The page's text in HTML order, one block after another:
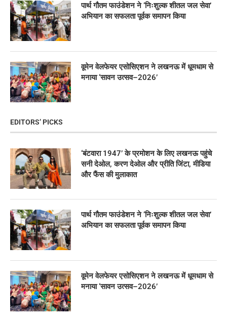
पार्थ गौतम फाउंडेशन ने ‘निःशुल्क शीतल जल सेवा’
अभियान का सफलता पूर्वक समापन किया
वूमेन वेलफेयर एसोसिएशन ने लखनऊ में धूमधाम से
मनाया ‘सावन उत्सव–2026’
EDITORS’ PICKS
‘बंटवारा 1947’ के प्रमोशन के लिए लखनऊ पहुंचे
सनी देओल, करण देओल और प्रीति जिंटा, मीडिया
और फैंस की मुलाकात
पार्थ गौतम फाउंडेशन ने ‘निःशुल्क शीतल जल सेवा’
अभियान का सफलता पूर्वक समापन किया
वूमेन वेलफेयर एसोसिएशन ने लखनऊ में धूमधाम से
मनाया ‘सावन उत्सव–2026’